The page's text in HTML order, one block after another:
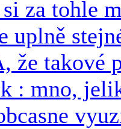
za tohle
uplně
že takové
: mno,